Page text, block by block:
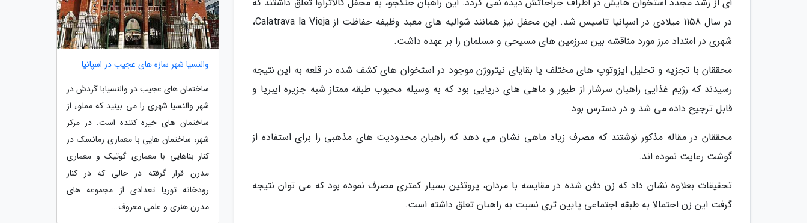
در سال 1158 میلادی در اسپانیا تاسیس شد. این محفل نیز همانند شوالیه های معبد وظیفه حفاظت از Calatrava la Vieja،
شهری در امتداد مرز مورد مناقشه بین سرزمین های مسیحی و مسلمان را بر عهده داشت.
محققان با تجزیه و تحلیل ایزوتوپ های مختلف یا بقایای نیتروژن موجود در استخوان های کشف شده در قلعه به این نتیجه
رسیدند که رژیم غذایی راهبان سرشار از طیور و ماهی های دریایی بود که به وسیله محبوب طبقه ممتاز شبه جزیره ایبریا و
قابل ترجیح داده می شد و در دسترس بود.
محققان در مقاله مذکور نوشتند که مصرف زیاد ماهی نشان می دهد که راهبان محدودیت های مذهبی را برای استفاده از
گوشت رعایت نموده اند.
تحقیقات بعلاوه نشان داد که زن دفن شده در مقایسه با مردان، پروتئین بسیار کمتری مصرف نموده بود که می توان نتیجه
گرفت این زن احتمالا به طبقه اجتماعی پایین تری نسبت به راهبان تعلق داشته است.
والنسیا شهر سازه های عجیب در اسپانیا
ساختمان های عجیب در والنسیابا گردش در
شهر والنسیا شهری را می بینید که مملوء از
ساختمان های خیره کننده است. در مرکز
شهر، ساختمان هایی با معماری رمانسک در
کنار بناهایی با معماری گوتیک و معماری
مدرن قرار گرفته در حالی که در کنار
رودخانه توریا تعدادی از مجموعه های
مدرن هنری و علمی معروف...